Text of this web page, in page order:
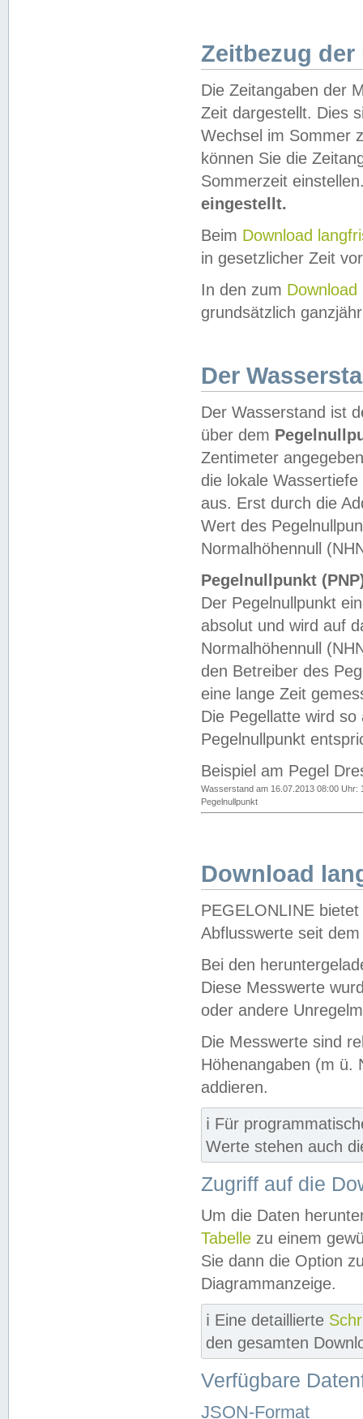
Zeitbezug der
Die Zeitangaben der
Zeit dargestellt. Dies
Wechsel im Sommer
können Sie die
Sommerzeit
eingestellt.
Beim Download
in gesetzlicher Zeit
In den zum Download
grundsätzlich
Der
Der Wasserstand ist
über dem
Zentimeter
die lokale
aus. Erst durch die
Wert des
Normalhöhennull
Pegelnullpunkt
Der Pegelnullpunkt
absolut und wird auf
Normalhöhennull
den Betreiber des
eine lange Zeit
Die Pegellatte wird
Pegelnullpunkt
Beispiel am Pegel
Wasserstand am 16.07.2013 08:00 Uhr:
Pegelnullpunkt
Download
PEGELONLINE
Abflusswerte seit
Bei den
Diese Messwerte
oder andere
Die Messwerte sind
Höhenangaben (m ü.
addieren.
ℹ️ Für
Werte stehen auch
Zugriff auf die
Um die Daten
Tabelle zu einem
Sie dann die Option
Diagrammanzeige.
ℹ️ Eine detaillierte
den gesamten
Verfügbare
JSON-Format